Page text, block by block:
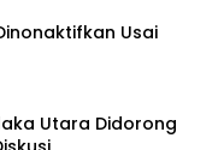
Usai
Utara Didorong